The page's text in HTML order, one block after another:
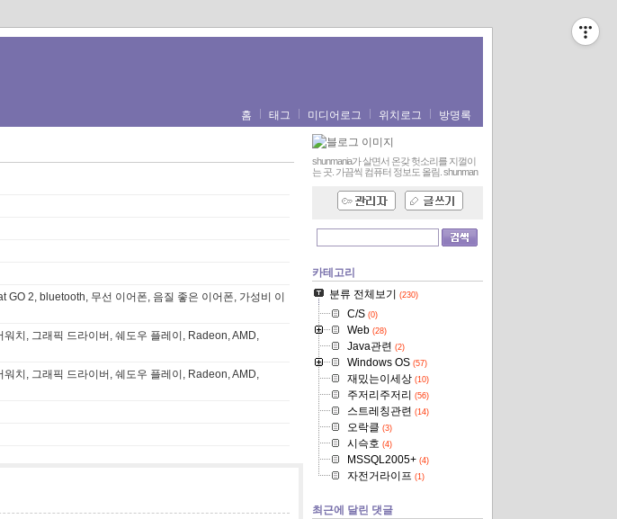
홈 태그 미디어로그 위치로그 방명록
2, bluetooth, 무선 이어폰, 음질 좋은 이어폰, 가성비 이
치, 그래픽 드라이버, 쉐도우 플레이, Radeon, AMD,
치, 그래픽 드라이버, 쉐도우 플레이, Radeon, AMD,
shunmania가 살면서 온갖 헛소리를 지껄이
는 곳. 가끔씩 컴퓨터 정보도 올림. shunman
카테고리
분류 전체보기
(230)
C/S(0)
Web(28)
Java관련 (2)
Windows OS(57)
재밌는이세상(10)
주저리주저리 (56)
스트레칭관련 (14)
오락클 (3)
시슥호 (4)
MSSQL2005+(4)
자전거라이프 (1)
최근에 달린 댓글